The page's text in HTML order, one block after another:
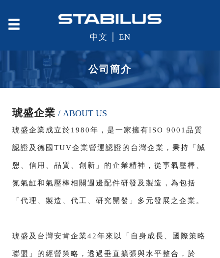
中文 EN
公司簡介
琥盛企業 / ABOUT US
琥盛企業成立於1980年，是一家擁有ISO 9001品質
認證及德國TUV企業營運認證的台灣企業，秉持「誠
懇、信用、品質、創新」的企業精神，從事氣壓棒、
氮氣缸和氣壓棒相關週邊配件研發及製造，為包括
「代理、製造、代工、研究開發」多元發展之企業。
琥盛及台灣安肯企業42年來以「自身成長、國際策略
聯盟」的經營策略，透過垂直擴張與水平整合，於